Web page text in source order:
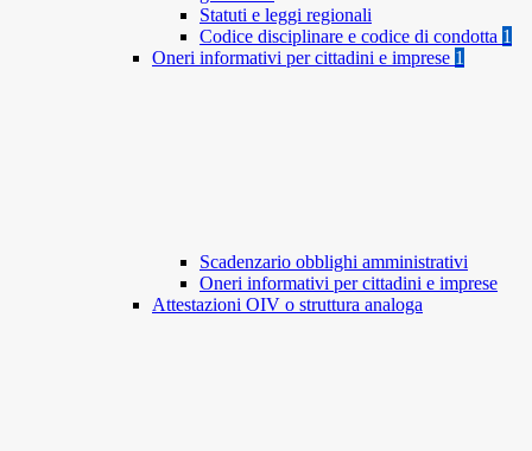
Statuti e leggi regionali
Codice disciplinare e codice di condotta 1
Oneri informativi per cittadini e imprese 1
Scadenzario obblighi amministrativi
Oneri informativi per cittadini e imprese
Attestazioni OIV o struttura analoga